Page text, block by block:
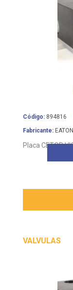
Código: 894816
Fabricante:
Placa CETOP
VALVULAS